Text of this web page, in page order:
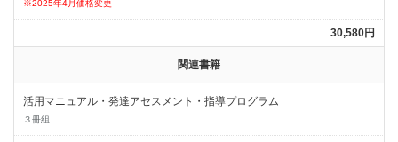
※2025年4月価格変更
30,580円
関連書籍
活用マニュアル・発達アセスメント・指導プログラム
３冊組